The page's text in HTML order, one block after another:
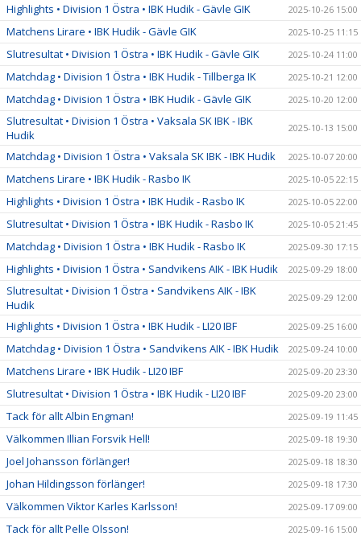
Highlights • Division 1 Östra • IBK Hudik - Gävle GIK 2025-10-26 15:00
Matchens Lirare • IBK Hudik - Gävle GIK 2025-10-25 11:15
Slutresultat • Division 1 Östra • IBK Hudik - Gävle GIK 2025-10-24 11:00
Matchdag • Division 1 Östra • IBK Hudik - Tillberga IK 2025-10-21 12:00
Matchdag • Division 1 Östra • IBK Hudik - Gävle GIK 2025-10-20 12:00
Slutresultat • Division 1 Östra • Vaksala SK IBK - IBK
Hudik
2025-10-13 15:00
Matchdag • Division 1 Östra • Vaksala SK IBK - IBK Hudik 2025-10-07 20:00
Matchens Lirare • IBK Hudik - Rasbo IK 2025-10-05 22:15
Highlights • Division 1 Östra • IBK Hudik - Rasbo IK 2025-10-05 22:00
Slutresultat • Division 1 Östra • IBK Hudik - Rasbo IK 2025-10-05 21:45
Matchdag • Division 1 Östra • IBK Hudik - Rasbo IK 2025-09-30 17:15
Highlights • Division 1 Östra • Sandvikens AIK - IBK Hudik 2025-09-29 18:00
Slutresultat • Division 1 Östra • Sandvikens AIK - IBK
Hudik
2025-09-29 12:00
Highlights • Division 1 Östra • IBK Hudik - LI20 IBF 2025-09-25 16:00
Matchdag • Division 1 Östra • Sandvikens AIK - IBK Hudik 2025-09-24 10:00
Matchens Lirare • IBK Hudik - LI20 IBF 2025-09-20 23:30
Slutresultat • Division 1 Östra • IBK Hudik - LI20 IBF 2025-09-20 23:00
Tack för allt Albin Engman! 2025-09-19 11:45
Välkommen Illian Forsvik Hell! 2025-09-18 19:30
Joel Johansson förlänger! 2025-09-18 18:30
Johan Hildingsson förlänger! 2025-09-18 17:30
Välkommen Viktor Karles Karlsson! 2025-09-17 09:00
Tack för allt Pelle Olsson! 2025-09-16 15:00